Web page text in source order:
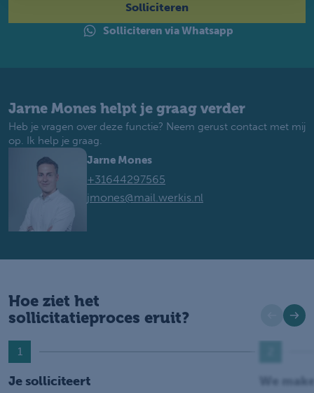
Solliciteren
Solliciteren via Whatsapp
Jarne Mones helpt je graag verder
Heb je vragen over deze functie? Neem gerust contact met mij
op. Ik help je graag.
Jarne Mones
+31644297565
jmones@mail.werkis.nl
Hoe ziet het
sollicitatieproces eruit?
1
Je solliciteert We